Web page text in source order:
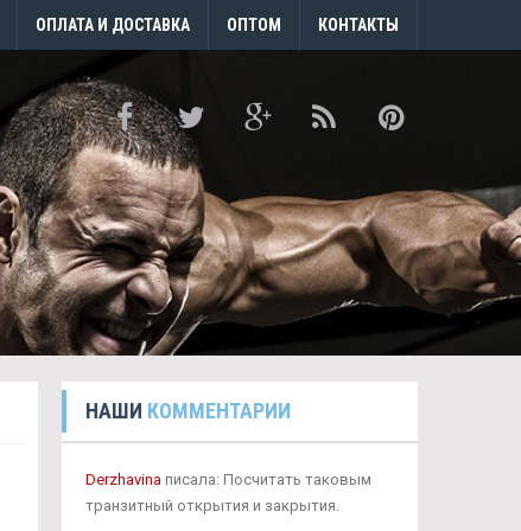
ОПЛАТА И ДОСТАВКА ОПТОМ КОНТАКТЫ
НАШИ КОММЕНТАРИИ
Derzhavinaписала: Посчитать таковым
транзитный открытия и закрытия.